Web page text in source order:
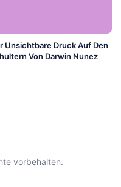
Unsichtbare Druck Auf Den
Von Darwin Nunez
vorbehalten.